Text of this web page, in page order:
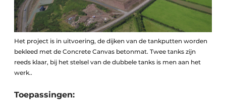
Het project is in uitvoering, de dijken van de tankputten worden
bekleed met de Concrete Canvas betonmat. Twee tanks zijn
reeds klaar, bij het stelsel van de dubbele tanks is men aan het
werk..
Toepassingen: